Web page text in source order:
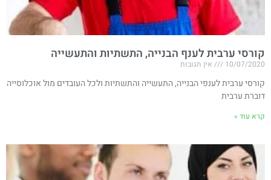
קורסי ערבית לענף הבנייה, התשתיות והתעשייה
10/07/2020 אין תגובות
קורסי ערבית לענפי הבנייה, התעשייה והתשתיות ולכל העובדים מול אוכלוסייה
דוברת ערבית
קרא עוד »